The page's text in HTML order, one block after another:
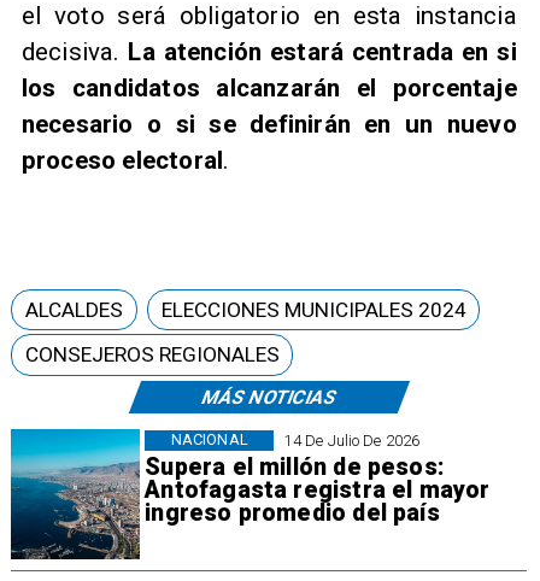
el voto será obligatorio en esta instancia
decisiva. La atención estará centrada en si
los candidatos alcanzarán el porcentaje
necesario o si se definirán en un nuevo
proceso electoral .
MÁS NOTICIAS
14 De Julio De 2026
Supera el millón de pesos:
Antofagasta registra el mayor
ingreso promedio del país
NACIONAL
ALCALDES
ELECCIONES MUNICIPALES 2024
CONSEJEROS REGIONALES